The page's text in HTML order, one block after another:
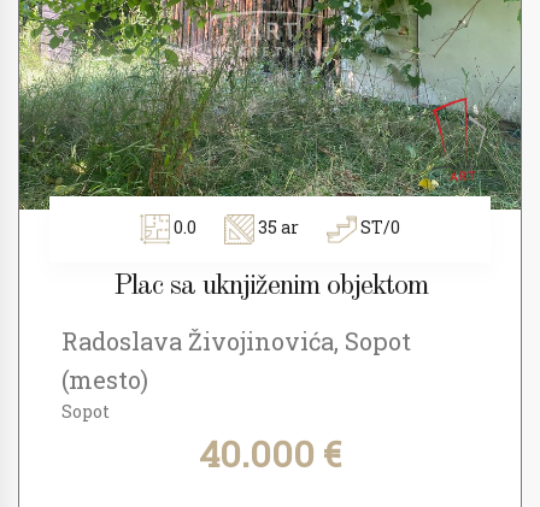
0.0 35 ar ST/0
Plac sa uknjiženim objektom
Radoslava Živojinovića, Sopot
(mesto)
Sopot
40.000 €